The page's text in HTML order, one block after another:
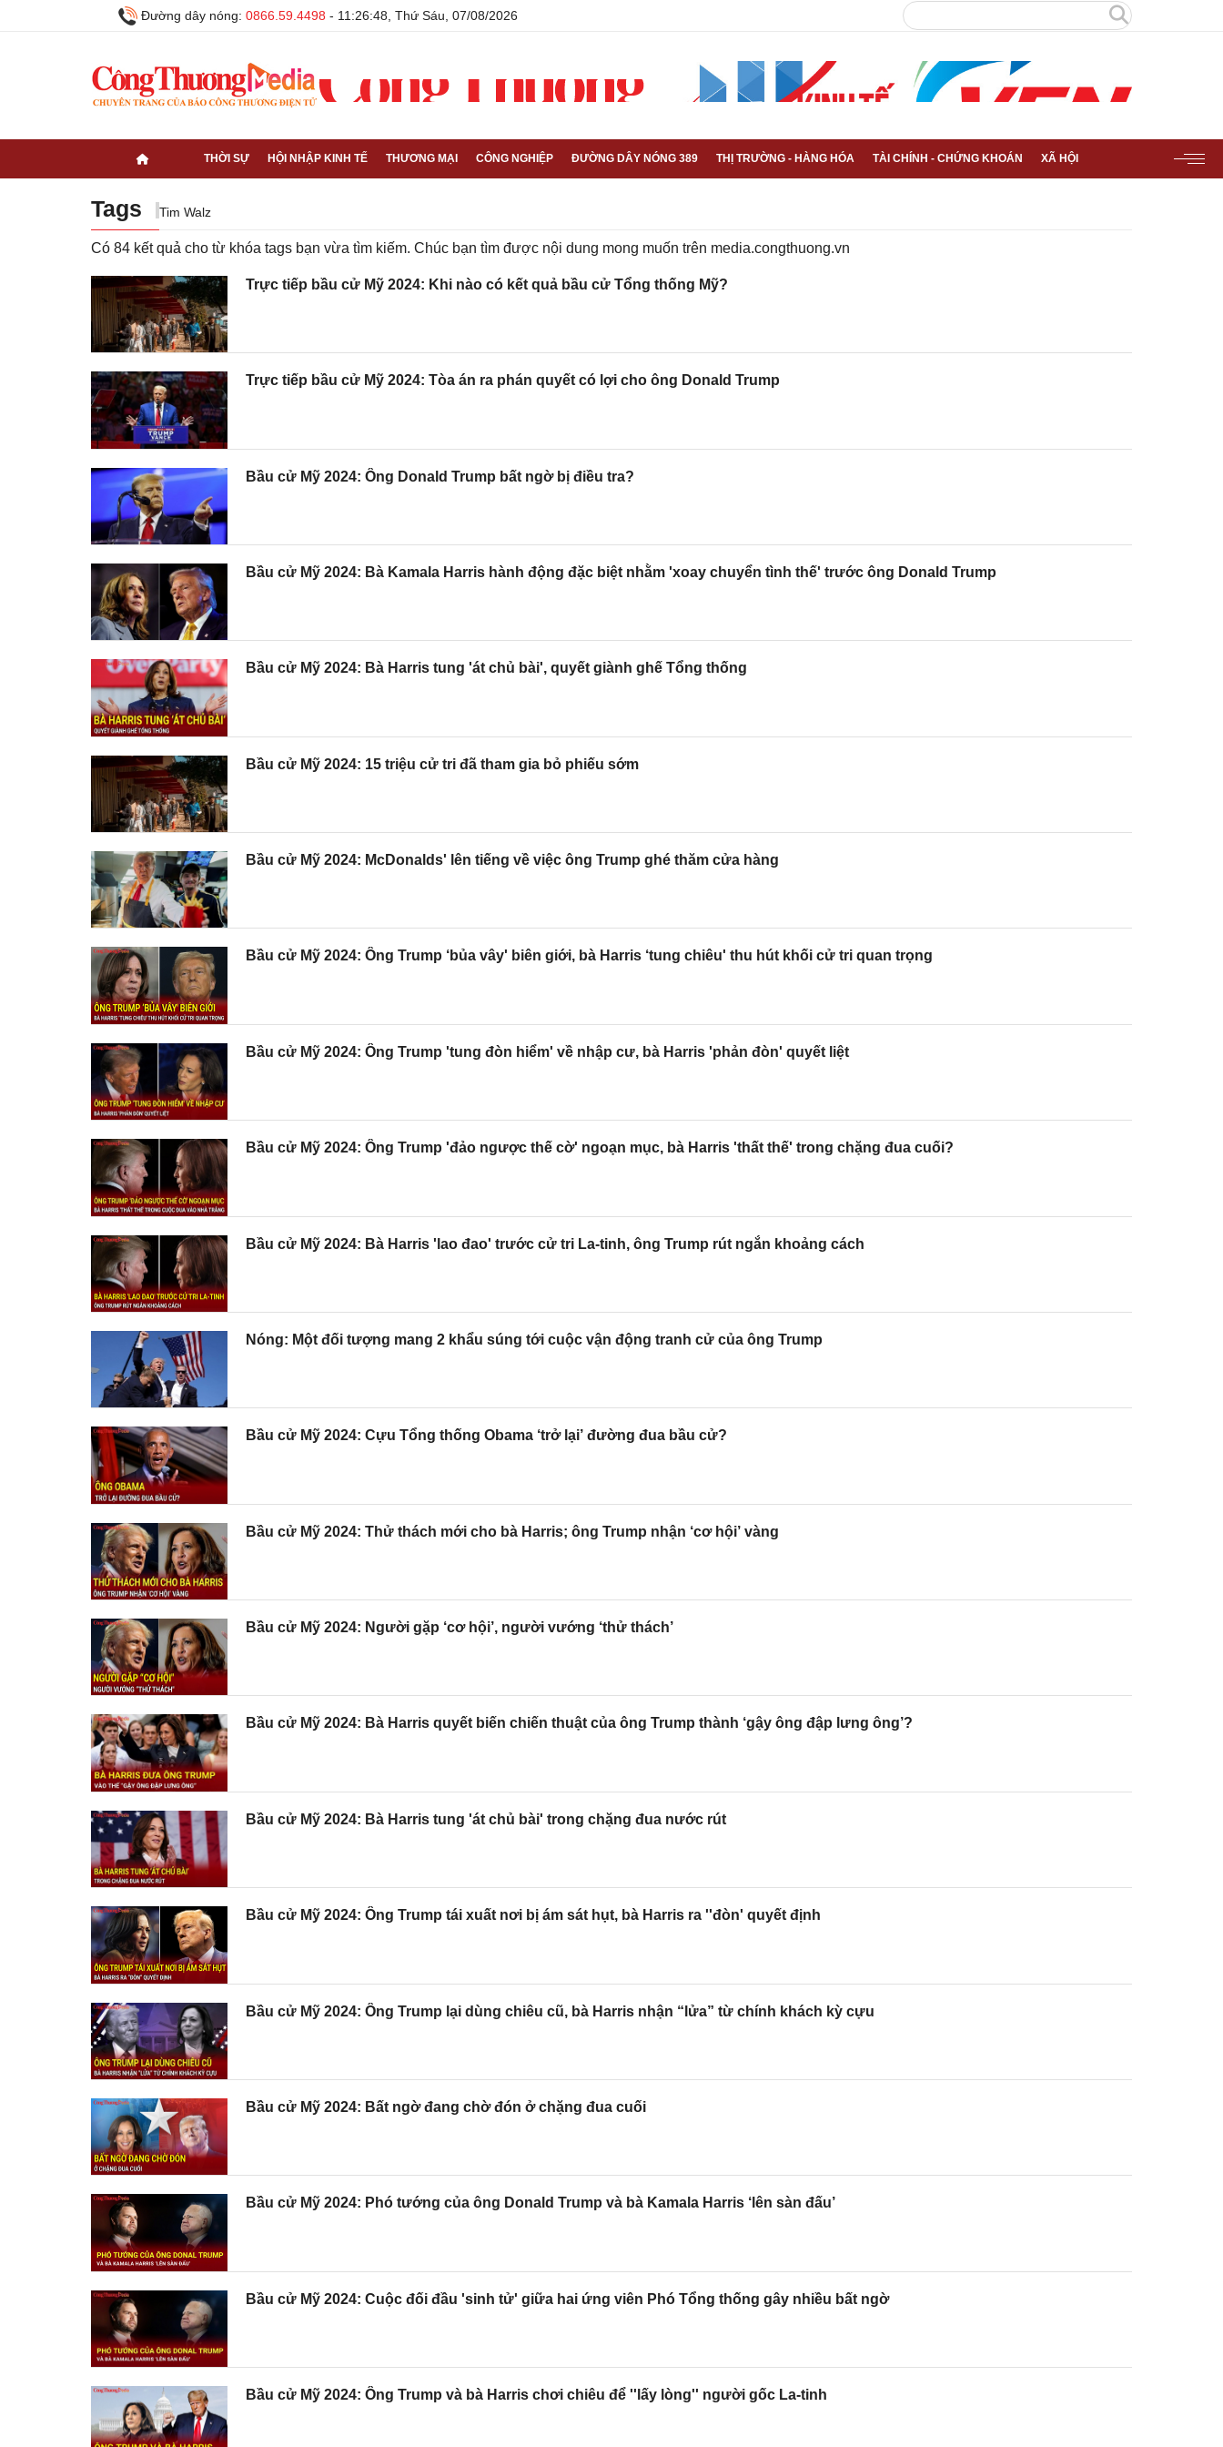
Đường dây nóng: 0866.59.4498 - 11:26:49, Thứ Sáu, 07/08/2026
THỜI SỰ HỘI NHẬP KINH TẾ THƯƠNG MẠI CÔNG NGHIỆP ĐƯỜNG DÂY NÓNG 389 THỊ TRƯỜNG - HÀNG HÓA TÀI CHÍNH - CHỨNG KHOÁN XÃ HỘI
Tags Tim Walz
Có 84 kết quả cho từ khóa tags bạn vừa tìm kiếm. Chúc bạn tìm được nội dung mong muốn trên media.congthuong.vn
Trực tiếp bầu cử Mỹ 2024: Khi nào có kết quả bầu cử Tổng thống Mỹ?
Trực tiếp bầu cử Mỹ 2024: Tòa án ra phán quyết có lợi cho ông Donald Trump
Bầu cử Mỹ 2024: Ông Donald Trump bất ngờ bị điều tra?
Bầu cử Mỹ 2024: Bà Kamala Harris hành động đặc biệt nhằm 'xoay chuyển tình thế' trước ông Donald Trump
Bầu cử Mỹ 2024: Bà Harris tung 'át chủ bài', quyết giành ghế Tổng thống
Bầu cử Mỹ 2024: 15 triệu cử tri đã tham gia bỏ phiếu sớm
Bầu cử Mỹ 2024: McDonalds' lên tiếng về việc ông Trump ghé thăm cửa hàng
Bầu cử Mỹ 2024: Ông Trump ‘bủa vây' biên giới, bà Harris ‘tung chiêu' thu hút khối cử tri quan trọng
Bầu cử Mỹ 2024: Ông Trump 'tung đòn hiểm' về nhập cư, bà Harris 'phản đòn' quyết liệt
Bầu cử Mỹ 2024: Ông Trump 'đảo ngược thế cờ' ngoạn mục, bà Harris 'thất thế' trong chặng đua cuối?
Bầu cử Mỹ 2024: Bà Harris 'lao đao' trước cử tri La-tinh, ông Trump rút ngắn khoảng cách
Nóng: Một đối tượng mang 2 khẩu súng tới cuộc vận động tranh cử của ông Trump
Bầu cử Mỹ 2024: Cựu Tổng thống Obama ‘trở lại’ đường đua bầu cử?
Bầu cử Mỹ 2024: Thử thách mới cho bà Harris; ông Trump nhận ‘cơ hội’ vàng
Bầu cử Mỹ 2024: Người gặp ‘cơ hội’, người vướng ‘thử thách’
Bầu cử Mỹ 2024: Bà Harris quyết biến chiến thuật của ông Trump thành ‘gậy ông đập lưng ông’?
Bầu cử Mỹ 2024: Bà Harris tung 'át chủ bài' trong chặng đua nước rút
Bầu cử Mỹ 2024: Ông Trump tái xuất nơi bị ám sát hụt, bà Harris ra ''đòn' quyết định
Bầu cử Mỹ 2024: Ông Trump lại dùng chiêu cũ, bà Harris nhận “lửa” từ chính khách kỳ cựu
Bầu cử Mỹ 2024: Bất ngờ đang chờ đón ở chặng đua cuối
Bầu cử Mỹ 2024: Phó tướng của ông Donald Trump và bà Kamala Harris ‘lên sàn đấu’
Bầu cử Mỹ 2024: Cuộc đối đầu 'sinh tử' giữa hai ứng viên Phó Tổng thống gây nhiều bất ngờ
Bầu cử Mỹ 2024: Ông Trump và bà Harris chơi chiêu để ''lấy lòng'' người gốc La-tinh